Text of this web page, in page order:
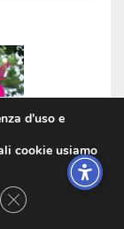
d'uso e
cookie usiamo
Close GDPR